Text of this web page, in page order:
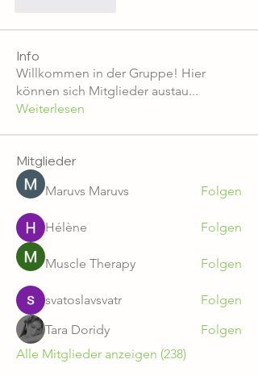
Info
Willkommen in der Gruppe! Hier
können sich Mitglieder austau...
Weiterlesen
Mitglieder
Maruvs Maruvs Folgen
Hélène Folgen
Muscle Therapy Folgen
svatoslavsvatr
Folgen
Tara Doridy
Folgen
Alle Mitglieder anzeigen (238)